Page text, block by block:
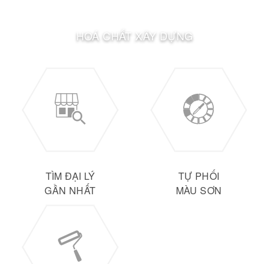
HOÁ CHẤT XÂY DỰNG
TÌM ĐẠI LÝ
GẦN NHẤT
TỰ PHỐI
MÀU SƠN